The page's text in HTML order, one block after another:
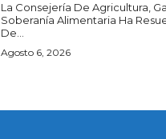
La Consejería De Agricultura,
Soberanía Alimentaria Ha
De...
Agosto 6, 2026